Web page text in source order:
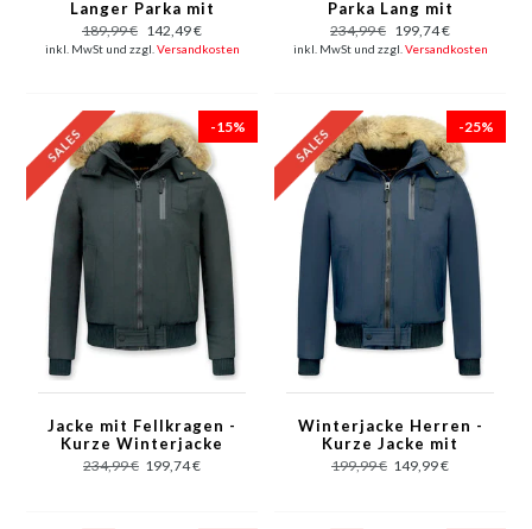
Langer Parka mit
Kunstfell Kragen -
Kunstfellkragen -
Camouflage Grün
189,99 € 142,49 €
inkl. MwSt und zzgl. Versandkosten
Parka Lang mit
Fellkragen - Grün
234,99 € 199,74 €
inkl. MwSt und zzgl. Versandkosten
-15%
Jacke mit Fellkragen -
Kurze Winterjacke
Herren - Großer
Pelzkragen - Schwarz
234,99 € 199,74 €
-25%
Winterjacke Herren -
Kurze Jacke mit
Fellkragen - Großer
Pelzkragen - Blau
199,99 € 149,99 €